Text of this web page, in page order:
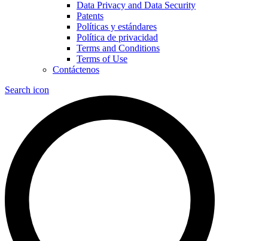
Data Privacy and Data Security
Patents
Políticas y estándares
Política de privacidad
Terms and Conditions
Terms of Use
Contáctenos
Search icon